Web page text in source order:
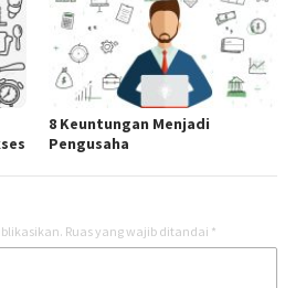
8 Keuntungan Menjadi
Pengusaha
Ruas yang wajib ditandai *